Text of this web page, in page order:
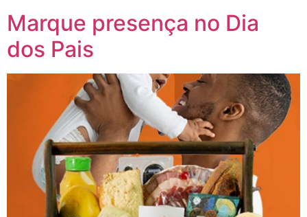
Marque presença no Dia
dos Pais